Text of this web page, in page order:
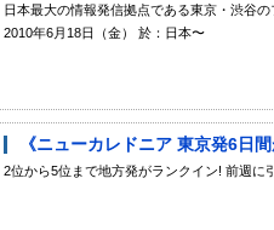
日本最大の情報発信拠点である東京・渋谷
2010年6月18日（金） 於：日本〜
《ニューカレドニア 東京発6日
2位から5位まで地方発がランクイン! 前週に